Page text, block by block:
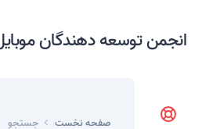
انجمن توسعه دهندگان
صفحه نخست جستجو